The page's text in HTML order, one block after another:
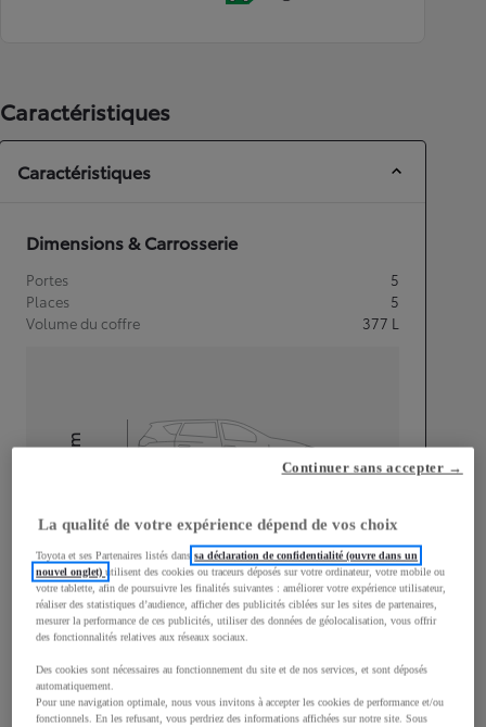
Caractéristiques
Caractéristiques
Dimensions & Carrosserie
Portes
5
Places
5
Volume du coffre
377 L
Longueur
4 360mm
mm
1 795mm
La qualité de votre expérience dépend de vos choix
Toyota et ses Partenaires listés danssa déclaration de confidentialité (ouvre dans un
nouvel onglet)utilisent des cookies ou traceurs déposés sur votre ordinateur, votre mobile ou
votre tablette, afin de poursuivre les finalités suivantes : améliorer votre expérience utilisateur,
réaliser des statistiques d’audience, afficher des publicités ciblées sur les sites de partenaires,
mesurer la performance de ces publicités, utiliser des données de géolocalisation, vous offrir
des fonctionnalités relatives aux réseaux sociaux.
Des cookies sont nécessaires au fonctionnement du site et de nos services, et sont déposés
automatiquement.
Pour une navigation optimale, nous vous invitons à accepter les cookies de performance et/ou
fonctionnels. En les refusant, vous perdriez des informations affichées sur notre site. Sous
Continuer sans accepter →